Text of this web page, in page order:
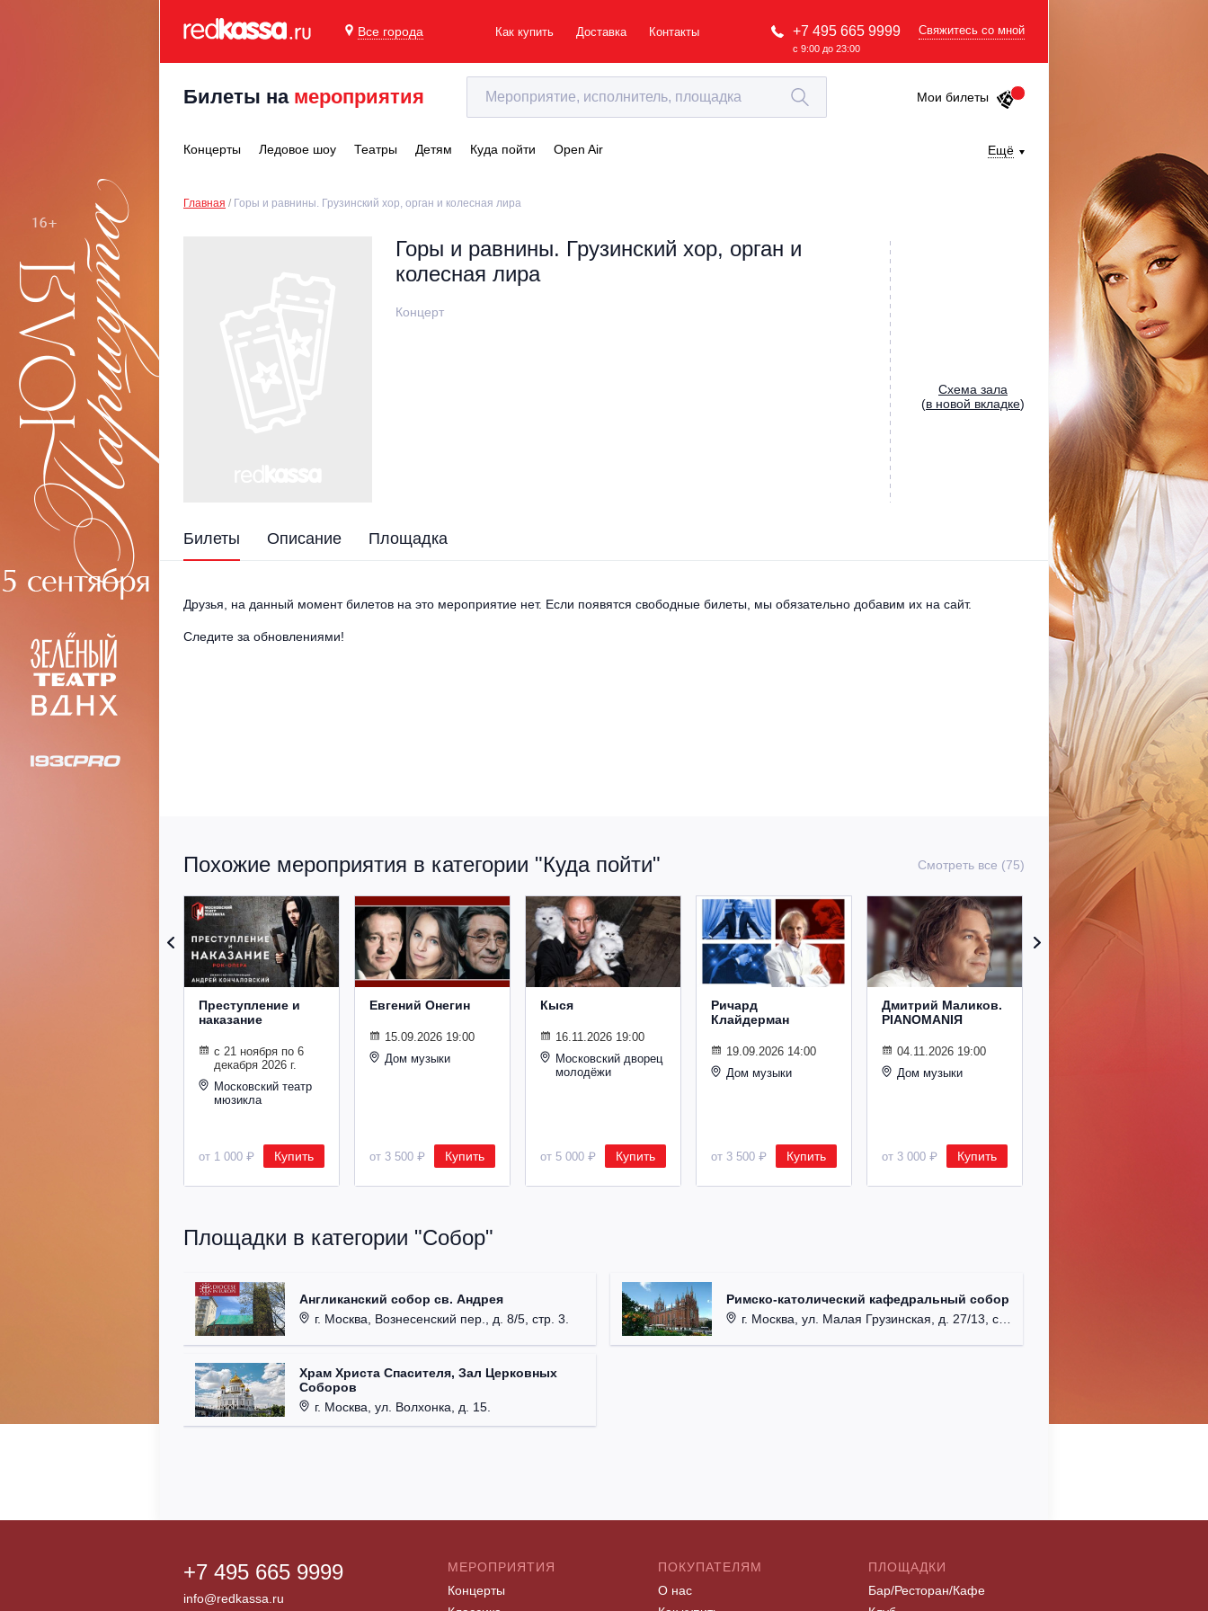
Все города Как купить Доставка Контакты +7 495 665 9999
с 9:00 до 23:00
Свяжитесь со мной
Билеты на мероприятия Мои билеты
Концерты Ледовое шоу Театры Детям Куда пойти Open Air Ещё
Главная Горы и равнины. Грузинский хор, орган и колесная лира
Горы и равнины. Грузинский хор, орган и
колесная лира
Концерт
Cхема зала
(в новой вкладке)
Билеты Описание Площадка
Друзья, на данный момент билетов на это мероприятие нет. Если появятся свободные билеты, мы обязательно добавим их на сайт.
Следите за обновлениями!
Похожие мероприятия в категории "Куда пойти" Смотреть все (75)
Преступление и
наказание
с 21 ноября по 6
декабря 2026 г.
Московский театр
мюзикла
от 1 000 ₽ Купить
Евгений Онегин
15.09.2026 19:00
Дом музыки
от 3 500 ₽ Купить
Кыся
16.11.2026 19:00
Московский дворец
молодёжи
от 5 000 ₽ Купить
Ричард
Клайдерман
19.09.2026 14:00
Дом музыки
от 3 500 ₽ Купить
Дмитрий Маликов.
PIANOMANIЯ
04.11.2026 19:00
Дом музыки
от 3 000 ₽ Купить
Площадки в категории "Собор"
Англиканский собор св. Андрея
г. Москва, Вознесенский пер., д. 8/5, стр. 3.
Храм Христа Спасителя, Зал Церковных
Соборов
г. Москва, ул. Волхонка, д. 15.
Римско-католический кафедральный собор
г. Москва, ул. Малая Грузинская, д. 27/13, стр. 1.
+7 495 665 9999
info@redkassa.ru
МЕРОПРИЯТИЯ
Концерты
ПОКУПАТЕЛЯМ
О нас
ПЛОЩАДКИ
Бар/Ресторан/Кафе